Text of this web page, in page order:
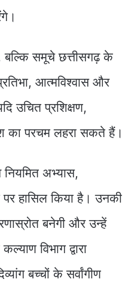
बल्कि समूचे छत्तीसगढ़ के
आत्मविश्वास और
उचित प्रशिक्षण,
का परचम लहरा सकते हैं।
अभ्यास,
हासिल किया है। उनकी
बनेगी और उन्हें
विभाग द्वारा
बच्चों के सर्वांगीण